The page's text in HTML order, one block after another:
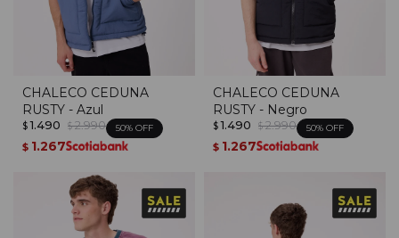
CHALECO CEDUNA
RUSTY - Azul
$ 1.490 $ 2.990 50
$ 1.267
CHALECO CEDUNA
RUSTY - Negro
$ 1.490 $ 2.990 50
$ 1.267